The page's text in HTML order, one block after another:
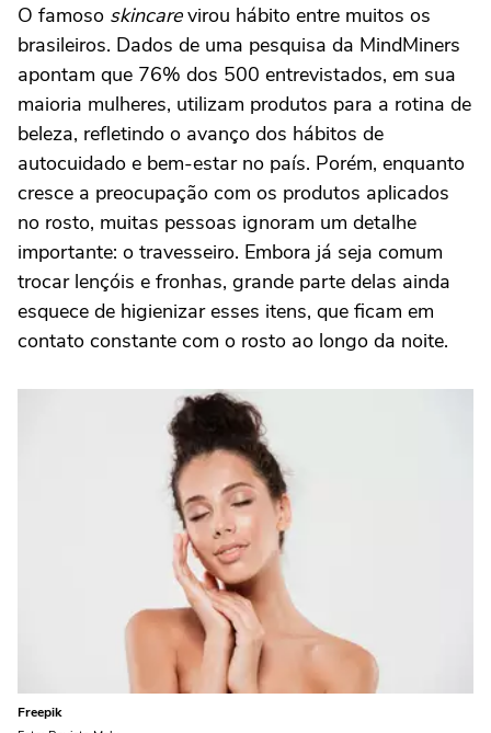
O famoso skincarevirou hábito entre muitos os
brasileiros. Dados de uma pesquisa da MindMiners
apontam que 76% dos 500 entrevistados, em sua
maioria mulheres, utilizam produtos para a rotina de
beleza, refletindo o avanço dos hábitos de
autocuidado e bem-estar no país. Porém, enquanto
cresce a preocupação com os produtos aplicados
no rosto, muitas pessoas ignoram um detalhe
importante: o travesseiro. Embora já seja comum
trocar lençóis e fronhas, grande parte delas ainda
esquece de higienizar esses itens, que ficam em
contato constante com o rosto ao longo da noite.
Freepik